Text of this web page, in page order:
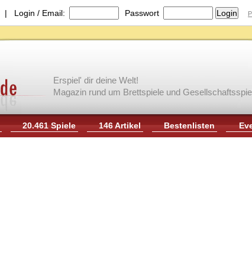
| Login / Email: Passwort
Erspiel' dir deine Welt!
Magazin rund um Brettspiele und
20.461 Spiele 146 Artikel Bestenlisten